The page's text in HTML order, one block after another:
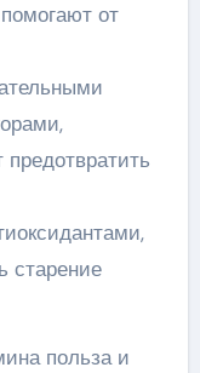
от
старение
польза и